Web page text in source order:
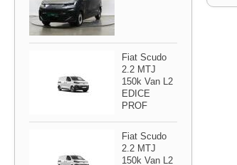
Fiat Scudo
2.2 MTJ
150k Van L2
EDICE
PROF
Fiat Scudo
2.2 MTJ
150k Van L2